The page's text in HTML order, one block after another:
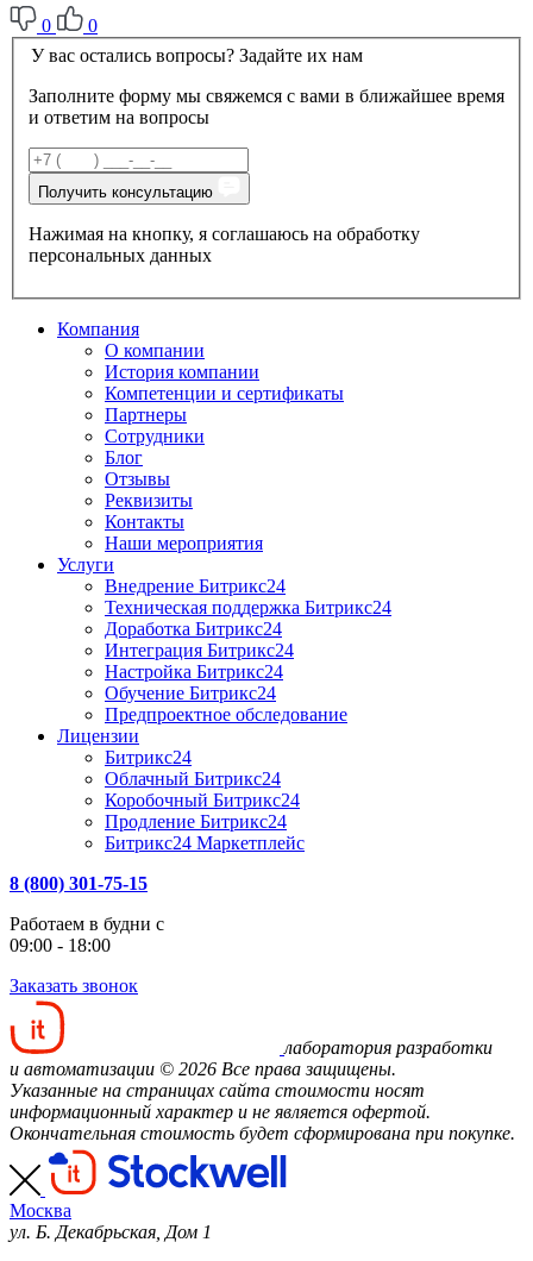
0
0
У вас остались вопросы? Задайте их нам
Заполните форму мы свяжемся с вами в ближайшее время
и ответим на вопросы
Получить консультацию
Нажимая на кнопку, я соглашаюсь на обработку
персональных данных
Компания
О компании
История компании
Компетенции и сертификаты
Партнеры
Сотрудники
Блог
Отзывы
Реквизиты
Контакты
Наши мероприятия
Услуги
Внедрение Битрикс24
Техническая поддержка Битрикс24
Доработка Битрикс24
Интеграция Битрикс24
Настройка Битрикс24
Обучение Битрикс24
Предпроектное обследование
Лицензии
Битрикс24
Облачный Битрикс24
Коробочный Битрикс24
Продление Битрикс24
Битрикс24 Маркетплейс
8 (800) 301-75-15
Работаем в будни с
09:00 - 18:00
Заказать звонок
лаборатория разработки
и автоматизации © 2026 Все права защищены.
Указанные на страницах сайта стоимости носят
информационный характер и не является офертой.
Окончательная стоимость будет сформирована при покупке.
Москва
ул. Б. Декабрьская, Дом 1